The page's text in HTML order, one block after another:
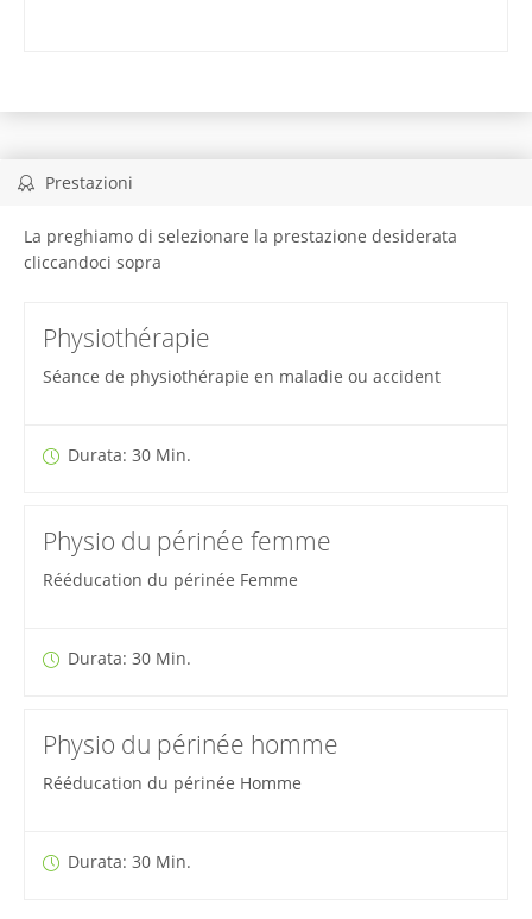
Prestazioni
La preghiamo di selezionare la prestazione desiderata
cliccandoci sopra
Physiothérapie
Séance de physiothérapie en maladie ou accident
Durata: 30 Min.
Physio du périnée femme
Rééducation du périnée Femme
Durata: 30 Min.
Physio du périnée homme
Rééducation du périnée Homme
Durata: 30 Min.